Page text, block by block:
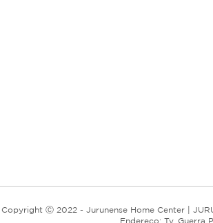
Copyright Ⓒ 2022 - Jurunense Home Center |
Endereço: Tv. Guerra